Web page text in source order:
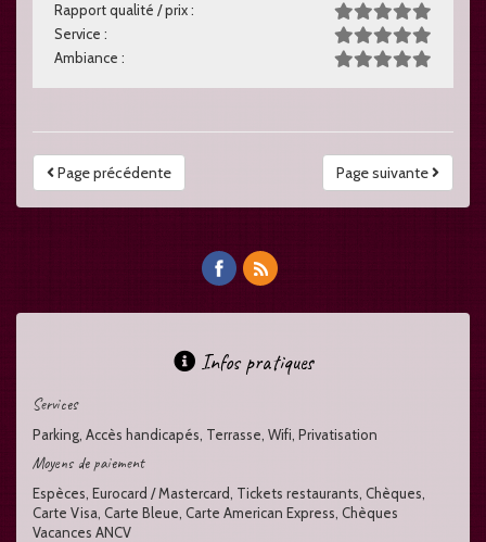
Rapport qualité / prix :
Service :
Ambiance :
Page suivante
Page précédente
Infos pratiques
Services
Parking, Accès handicapés, Terrasse, Wifi, Privatisation
Moyens de paiement
Espèces, Eurocard / Mastercard, Tickets restaurants, Chèques,
Carte Visa, Carte Bleue, Carte American Express, Chèques
Vacances ANCV